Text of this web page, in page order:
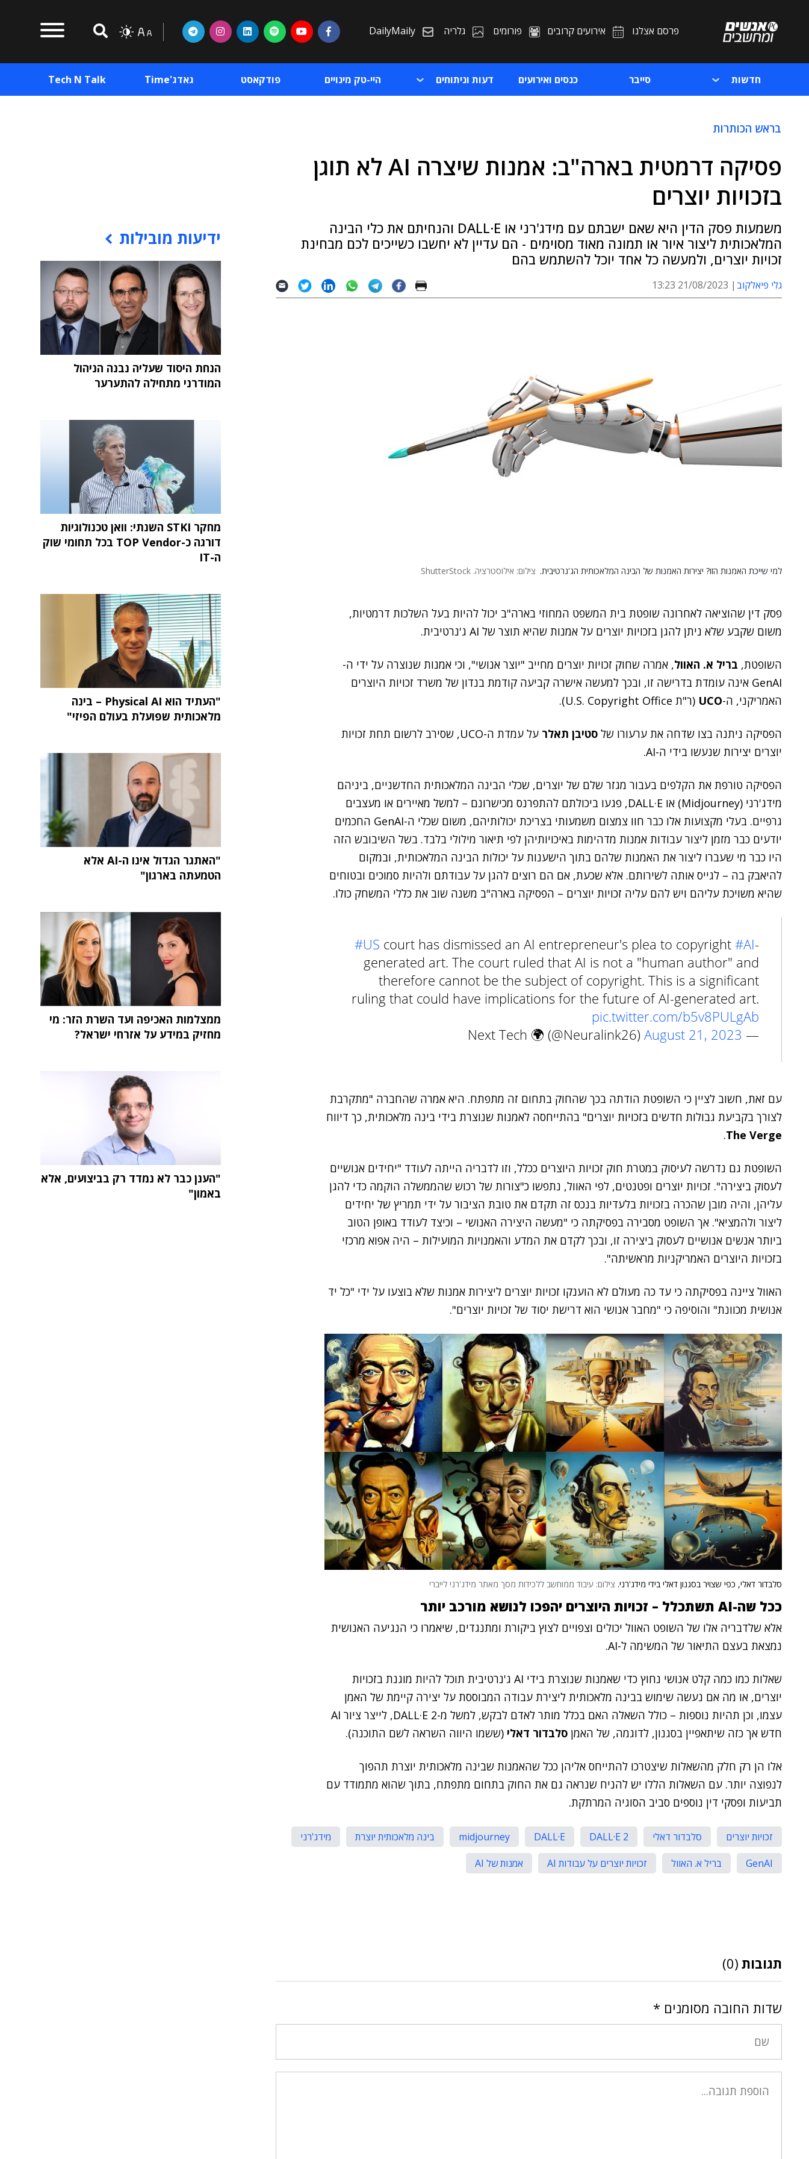
פרסם אצלנו אירועים קרובים פורומים גלריה DailyMaily
חדשות סייבר כנסים ואירועים דעות וניתוחים היי-טק מינויים פודקאסט גאדג'Time Tech N Talk
בראש הכותרות
פסיקה דרמטית בארה"ב: אמנות שיצרה AI לא תוגן
בזכויות יוצרים
משמעות פסק הדין היא שאם ישבתם עם מידג'רני או DALL·E והנחיתם את כלי הבינה
המלאכותית ליצור איור או תמונה מאוד מסוימים - הם עדיין לא יחשבו כשייכים לכם מבחינת
זכויות יוצרים, ולמעשה כל אחד יוכל להשתמש בהם
גלי פיאלקוב 21/08/2023 13:23
למי שייכת האמנות הזו? יצירות האמנות של הבינה המלאכותית הג'נרטיבית. צילום: אילוסטרציה. ShutterStock
פסק דין שהוציאה לאחרונה שופטת בית המשפט המחוזי בארה"ב יכול להיות בעל השלכות דרמטיות,
משום שקבע שלא ניתן להגן בזכויות יוצרים על אמנות שהיא תוצר של AI ג'נרטיבית.
השופטת, בריל א. האוול, אמרה שחוק זכויות יוצרים מחייב "יוצר אנושי", וכי אמנות שנוצרה על ידי ה-
GenAI אינה עומדת בדרישה זו, ובכך למעשה אישרה קביעה קודמת בנדון של משרד זכויות היוצרים
האמריקני, ה-UCO (ר"ת U.S. Copyright Office).
הפסיקה ניתנה בצו שדחה את ערעורו של סטיבן תאלר
על עמדת ה-UCO, שסירב לרשום תחת זכויות
יוצרים יצירות שנעשו בידי ה-AI.
הפסיקה טורפת את הקלפים בעבור מגזר שלם של יוצרים, שכלי הבינה המלאכותית החדשניים, ביניהם
מידג'רני (Midjourney) או DALL·E, פגעו ביכולתם להתפרנס מכישרונם – למשל מאיירים או מעצבים
גרפיים. בעלי מקצועות אלו כבר חוו צמצום משמעותי בצריכת יכולותיהם, משום שכלי ה-GenAI החכמים
יודעים כבר מזמן ליצור עבודות אמנות מדהימות באיכויותיהן לפי תיאור מילולי בלבד. בשל השיבובש הזה
היו כבר מי שעברו ליצור את האמנות שלהם בתוך הישענות על יכולות הבינה המלאכותית, ובמקום
להיאבק בה – לגייס אותה לשירותם. אלא שכעת, אם הם רוצים להגן על עבודתם ולהיות סמוכים ובטוחים
שהיא משויכת עליהם ויש להם עליה זכויות יוצרים – הפסיקה בארה"ב משנה שוב את כללי המשחק כולו.
#US court has dismissed an AI entrepreneur's plea to copyright #AI-
generated art. The court ruled that AI is not a "human author" and
therefore cannot be the subject of copyright. This is a significant
ruling that could have implications for the future of AI-generated art.
pic.twitter.com/b5v8PULgAb
— Next Tech 🌍 (@Neuralink26)
August 21, 2023
עם זאת, חשוב לציין כי השופטת הודתה בכך שהחוק בתחום זה מתפתח. היא אמרה שהחברה "מתקרבת
לצורך בקביעת גבולות חדשים בזכויות יוצרים" בהתייחסה לאמנות שנוצרת בידי בינה מלאכותית, כך דיווח
The Verge
.
השופטת גם נדרשה לעיסוק במטרת חוק זכויות היוצרים ככלל, וזו לדבריה הייתה לעודד "יחידים אנושיים
לעסוק ביצירה". זכויות יוצרים ופטנטים, לפי האוול, נתפשו כ"צורות של רכוש שהממשלה הוקמה כדי להגן
עליהן, והיה מובן שהכרה בזכויות בלעדיות בנכס זה תקדם את טובת הציבור על ידי תמריץ של יחידים
ליצור ולהמציא". אך השופט מסבירה בפסיקתה כי "מעשה היצירה האנושי – וכיצד לעודד באופן הטוב
ביותר אנשים אנושיים לעסוק ביצירה זו, ובכך לקדם את המדע והאמנויות המועילות – היה אפוא מרכזי
בזכויות היוצרים האמריקניות מראשיתה".
האוול ציינה בפסיקתה כי עד כה מעולם לא הוענקו זכויות יוצרים ליצירות אמנות שלא בוצעו על ידי "כל יד
אנושית מכוונת" והוסיפה כי "מחבר אנושי הוא דרישת יסוד של זכויות יוצרים".
סלבדור דאלי, כפי שצויר בסגנון דאלי בידי מידג'רני. צילום: עיבוד ממוחשב ללכידות מסך מאתר מידג'רני לייברי
ככל שה-AI תשתכלל – זכויות היוצרים יהפכו לנושא מורכב יותר
אלא שלדבריה אלו של השופט האוול יכולים וצפויים לצוץ ביקורת ומתנגדים, שיאמרו כי הנגיעה האנושית
נמצאת בעצם התיאור של המשימה ל-AI.
שאלות כמו כמה קלט אנושי נחוץ כדי שאמנות שנוצרת בידי AI ג'נרטיבית תוכל להיות מוגנת בזכויות
יוצרים, או מה אם נעשה שימוש בבינה מלאכותית ליצירת עבודה המבוססת על יצירה קיימת של האמן
עצמו, וכן תהיות נוספות – כולל השאלה האם בכלל מותר לאדם לבקש, למשל מ-DALL·E 2, לייצר ציור AI
חדש אך כזה שיתאפיין בסגנון, לדוגמה, של האמן סלבדור דאלי (ששמו היווה השראה לשם התוכנה).
אלו הן רק חלק מהשאלות שיצטרכו להתייחס אליהן ככל שהאמנות שבינה מלאכותית יוצרת תהפוך
לנפוצה יותר. עם השאלות הללו יש להניח שנראה גם את החוק בתחום מתפתח, בתוך שהוא מתמודד עם
תביעות ופסקי דין נוספים סביב הסוגיה המרתקת.
זכויות יוצרים סלבדור דאלי DALL·E 2
DALL·E
midjourney בינה מלאכותית יוצרת
מידג'רני
GenAI
בריל א. האוול זכויות יוצרים על עבודות AI אמנות של AI
תגובות (0)
שדות החובה מסומנים *
ידיעות מובילות
הנחת היסוד שעליה נבנה הניהול
המודרני מתחילה להתערער
מחקר STKI השנתי: וואן טכנולוגיות
דורגה כ-TOP Vendor בכל תחומי שוק
ה-IT
"העתיד הוא Physical AI – בינה
מלאכותית שפועלת בעולם הפיזי"
"האתגר הגדול אינו ה-AI אלא
הטמעתה בארגון"
ממצלמות האכיפה ועד השרת הזר: מי
מחזיק במידע על אזרחי ישראל?
"הענן כבר לא נמדד רק בביצועים, אלא
באמון"